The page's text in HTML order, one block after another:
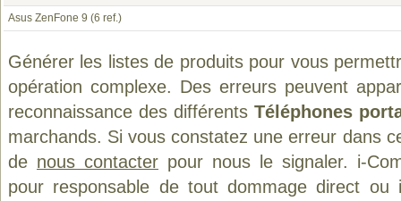
Asus ZenFone 9 (6 ref.)
Générer les listes de produits pour vous
opération complexe. Des erreurs peuvent
reconnaissance des différents Téléphones
marchands. Si vous constatez une erreur dans
de nous contacter pour nous le signaler. i-
pour responsable de tout dommage direct